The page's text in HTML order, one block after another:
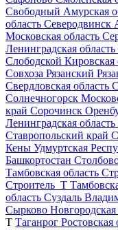
Свободный Амурская
область Северодвинск
Московская область
Ленинградская область
Слободской Кировская
Совхоза Рязанский
Свердловская область
Солнечногорск
край Сорочинск
Ленинградская область
Ставропольский край
Кены Удмуртская
Башкортостан
Тамбовская область
Строитель_Т
область Суздаль
Сырково Новгородская
Т Таганрог Ростовская